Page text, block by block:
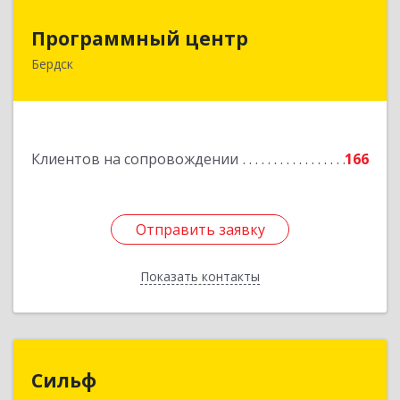
Программный центр
Бердск
Клиентов на сопровождении 166
Отправить заявку
Показать контакты
Программный центр
Отправить заявку
Назад
Сильф